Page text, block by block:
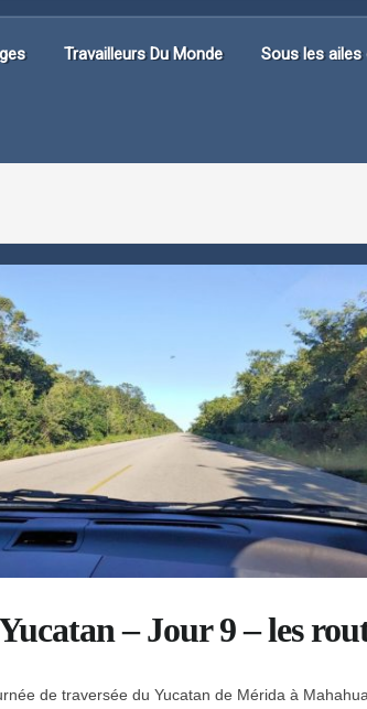
Travailleurs Du Monde Sous les ailes
– Jour 9 – les
de traversée du Yucatan de Mérida à